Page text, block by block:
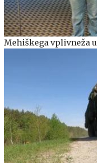
Mehiškega vplivneža